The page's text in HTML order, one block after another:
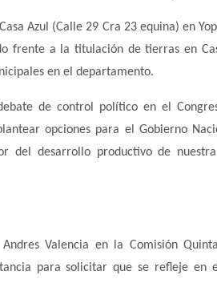
Azul (Calle 29 Cra 23 equina) en
frente a la titulación de tierras en
en el departamento.
de control político en el
opciones para el Gobierno
del desarrollo productivo de
Valencia en la Comisión
para solicitar que se refleje en